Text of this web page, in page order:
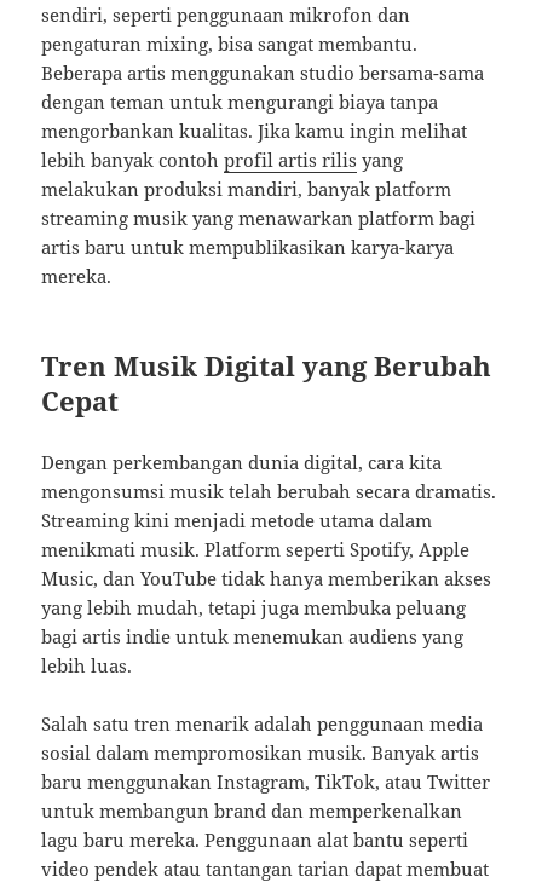
sendiri, seperti penggunaan mikrofon dan
pengaturan mixing, bisa sangat membantu.
Beberapa artis menggunakan studio bersama-sama
dengan teman untuk mengurangi biaya tanpa
mengorbankan kualitas. Jika kamu ingin melihat
lebih banyak contohprofil artis rilis yang
melakukan produksi mandiri, banyak platform
streaming musik yang menawarkan platform bagi
artis baru untuk mempublikasikan karya-karya
mereka.
Tren Musik Digital yang Berubah
Cepat
Dengan perkembangan dunia digital, cara kita
mengonsumsi musik telah berubah secara dramatis.
Streaming kini menjadi metode utama dalam
menikmati musik. Platform seperti Spotify, Apple
Music, dan YouTube tidak hanya memberikan akses
yang lebih mudah, tetapi juga membuka peluang
bagi artis indie untuk menemukan audiens yang
lebih luas.
Salah satu tren menarik adalah penggunaan media
sosial dalam mempromosikan musik. Banyak artis
baru menggunakan Instagram, TikTok, atau Twitter
untuk membangun brand dan memperkenalkan
lagu baru mereka. Penggunaan alat bantu seperti
video pendek atau tantangan tarian dapat membuat